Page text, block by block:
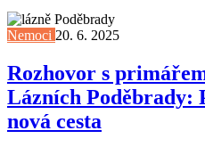
Nemoci 20. 6. 2025
Rozhovor s
Lázních Poděbrady:
nová cesta